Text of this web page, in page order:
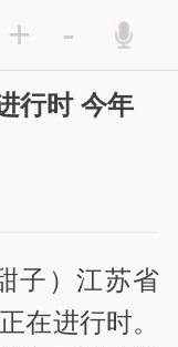
+ -
行时 今年
子）江苏省
在进行时。